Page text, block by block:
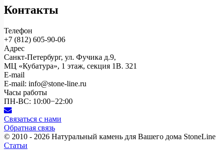
Контакты
Телефон
+7 (812) 605-90-06
Адрес
Санкт-Петербург, ул. Фучика д.9,
МЦ «Кубатура», 1 этаж, секция 1В. 321
E-mail
E-mail: info@stone-line.ru
Часы работы
ПН-ВС: 10:00−22:00
Связаться с нами
Обратная связь
© 2010 - 2026 Натуральный камень для Вашего дома StoneLine
Статьи